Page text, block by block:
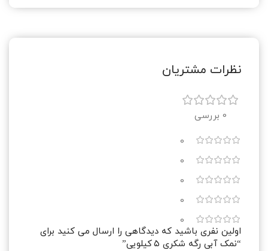
نظرات مشتریان
0 بررسی
0
0
0
0
0
اولین نفری باشید که دیدگاهی را ارسال می کنید برای
“نمک آبی رگه شکری ۵ کیلویی”